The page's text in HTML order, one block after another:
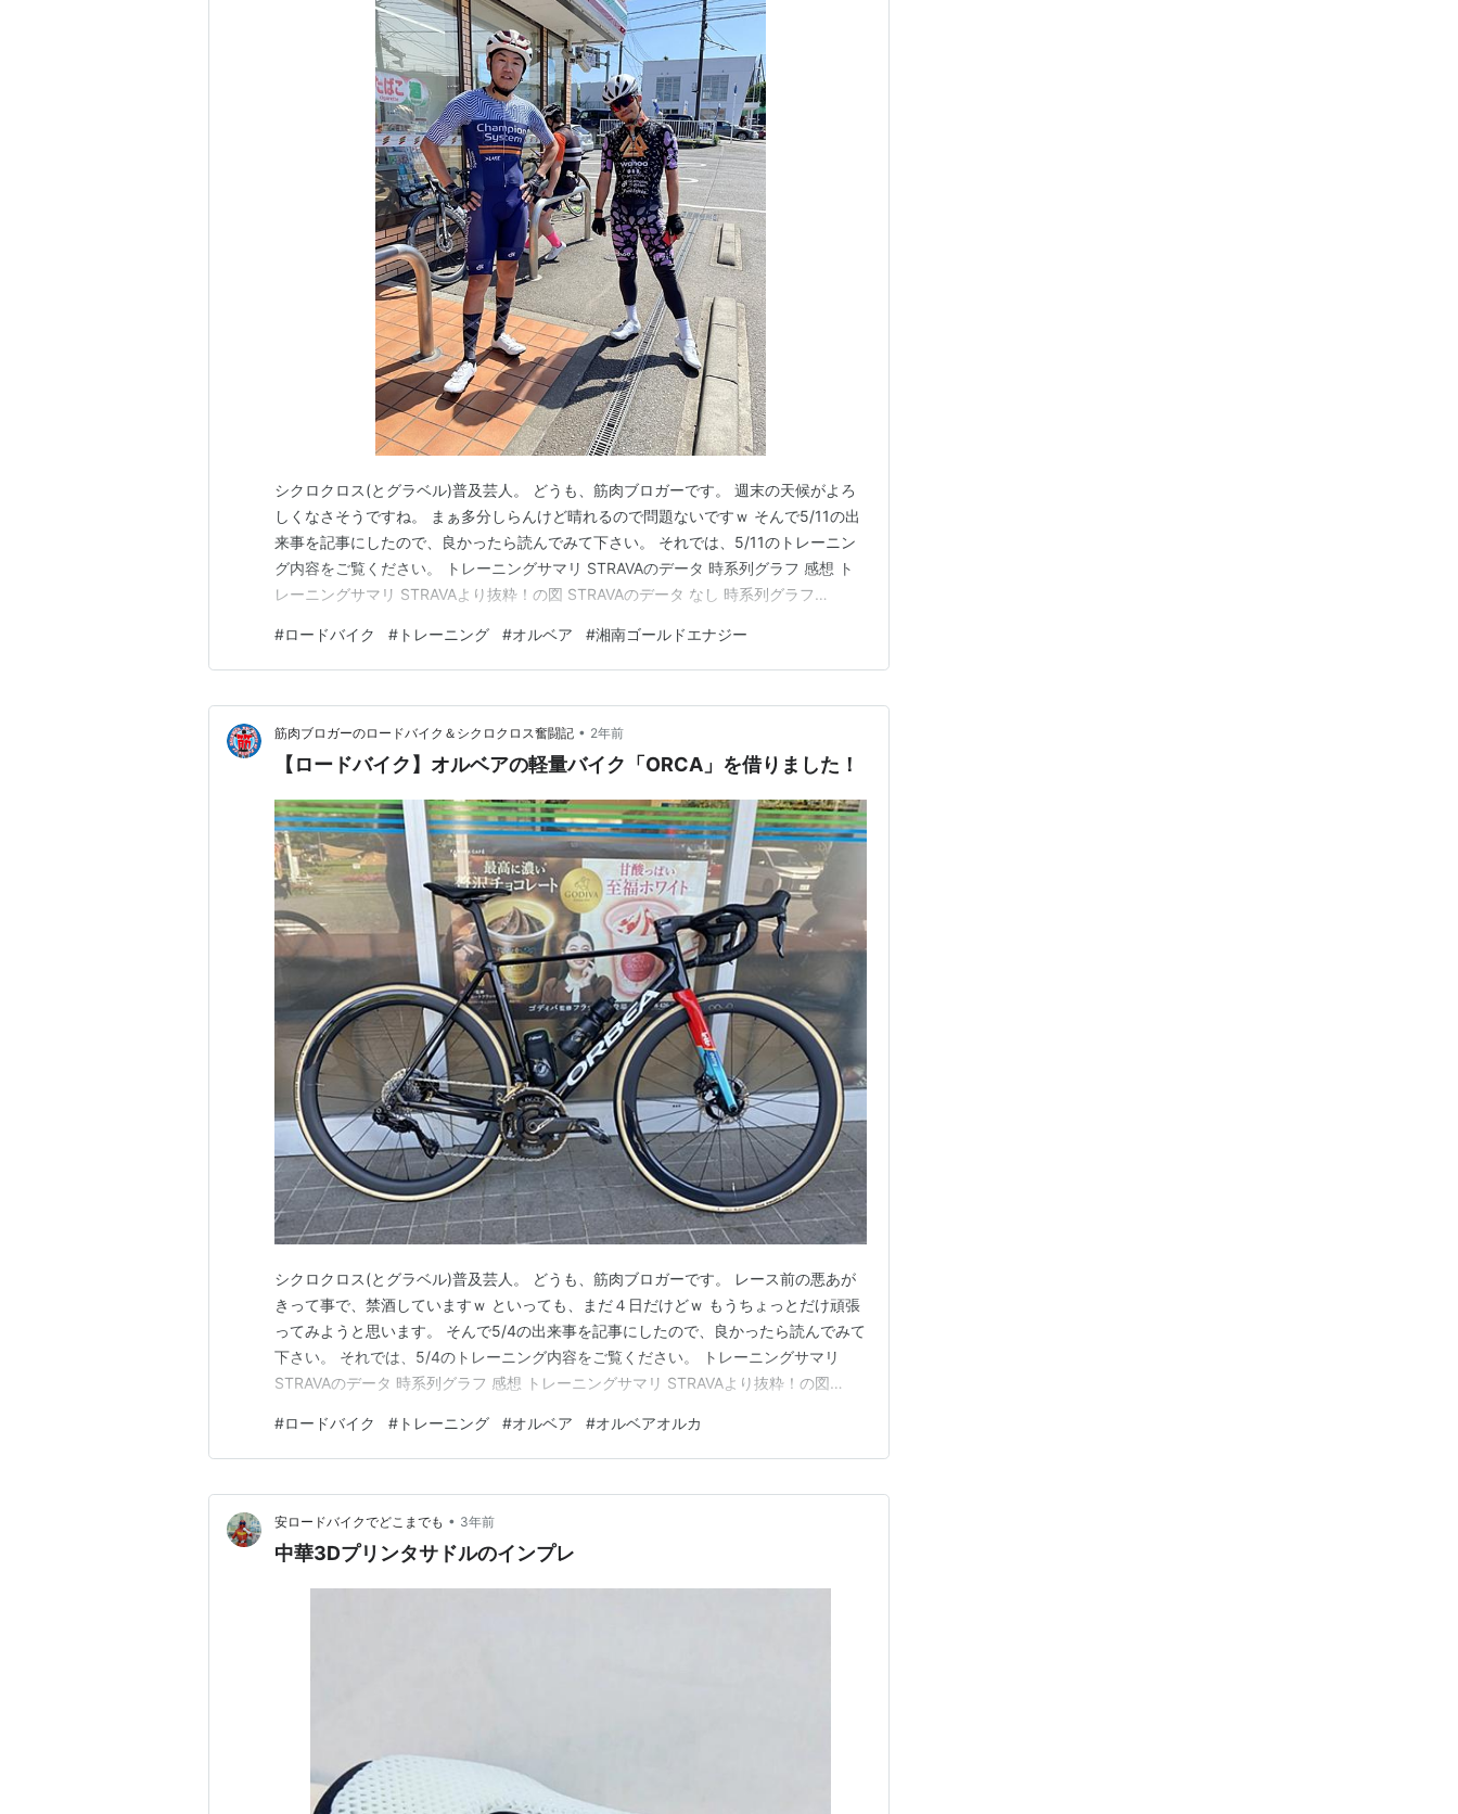
シクロクロス(とグラベル)普及芸人。 どうも、筋肉ブロガーです。 週末の天候がよろ
しくなさそうですね。 まぁ多分しらんけど晴れるので問題ないですｗ そんで5/11の出
来事を記事にしたので、良かったら読んでみて下さい。 それでは、5/11のトレーニン
グ内容をご覧ください。 トレーニングサマリ STRAVAのデータ 時系列グラフ 感想 ト
レーニングサマリ STRAVAより抜粋！の図 STRAVAのデータ なし 時系列グラフ
※TOJで展示するとの事 てな訳で、返却場所まで自走する事にした。 ポジション…
#ロードバイク # トレーニング #オルベア #湘南ゴールドエナジー
筋肉ブロガーのロードバイク＆シクロクロス奮闘記 • 2年前
【ロードバイク】オルベアの軽量バイク「ORCA」を借りました！
シクロクロス(とグラベル)普及芸人。 どうも、筋肉ブロガーです。 レース前の悪あが
きって事で、禁酒していますｗ といっても、まだ４日だけどｗ もうちょっとだけ頑張
ってみようと思います。 そんで5/4の出来事を記事にしたので、良かったら読んでみて
下さい。 それでは、5/4のトレーニング内容をご覧ください。 トレーニングサマリ
STRAVAのデータ 時系列グラフ 感想 トレーニングサマリ STRAVAより抜粋！の図
を借りるので、自走で都内へ行くことにした。 めっちゃ久しぶりのゼルコバジャー
ジ！の図 1月に…
#ロードバイク # トレーニング #オルベア #オルベアオルカ
安ロードバイクでどこまでも • 3年前
中華3Dプリンタサドルのインプレ